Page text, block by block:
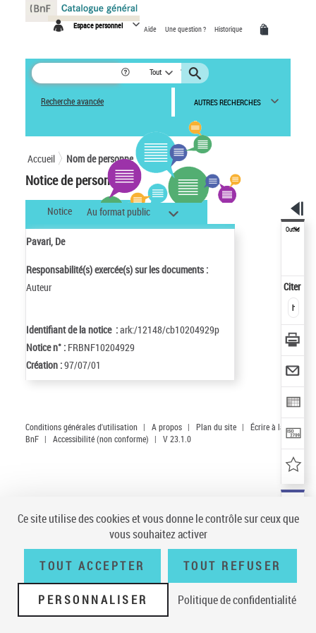
Espace personnel Aide Une question ? Historique
Tout
Recherche avancée AUTRES RECHERCHES
Accueil Nom de personne
Notice de personne
Notice Au format public
Pavari, De
Responsabilité(s) exercée(s) sur les documents :
Auteur
Identifiant de la notice :ark:/12148/cb10204929p
Notice n° : FRBNF10204929
Création :97/07/01
Outils
Citer
Conditions générales d'utilisation | A propos | Plan du site |
Écrire à la
BnF | Accessibilité (non conforme) | V 23.1.0
Panneau de gestion des cookies
Ce site utilise des cookies et vous donne le contrôle sur ceux que
vous souhaitez activer
TOUT ACCEPTER TOUT REFUSER
PERSONNALISER Politique de confidentialité